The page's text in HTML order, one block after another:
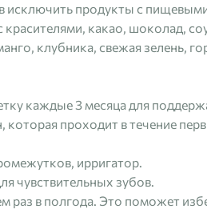
исключить продукты с
какао, шоколад,
клубника, свежая зелень,
каждые 3 месяца для
проходит в течение
ирригатор.
чувствительных зубов.
в полгода. Это поможет